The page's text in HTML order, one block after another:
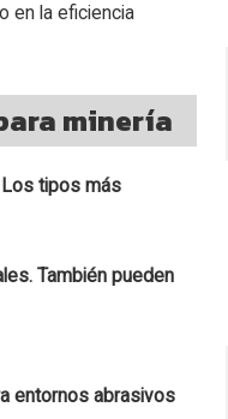
en la eficiencia
minería
tipos más
También pueden
entornos abrasivos